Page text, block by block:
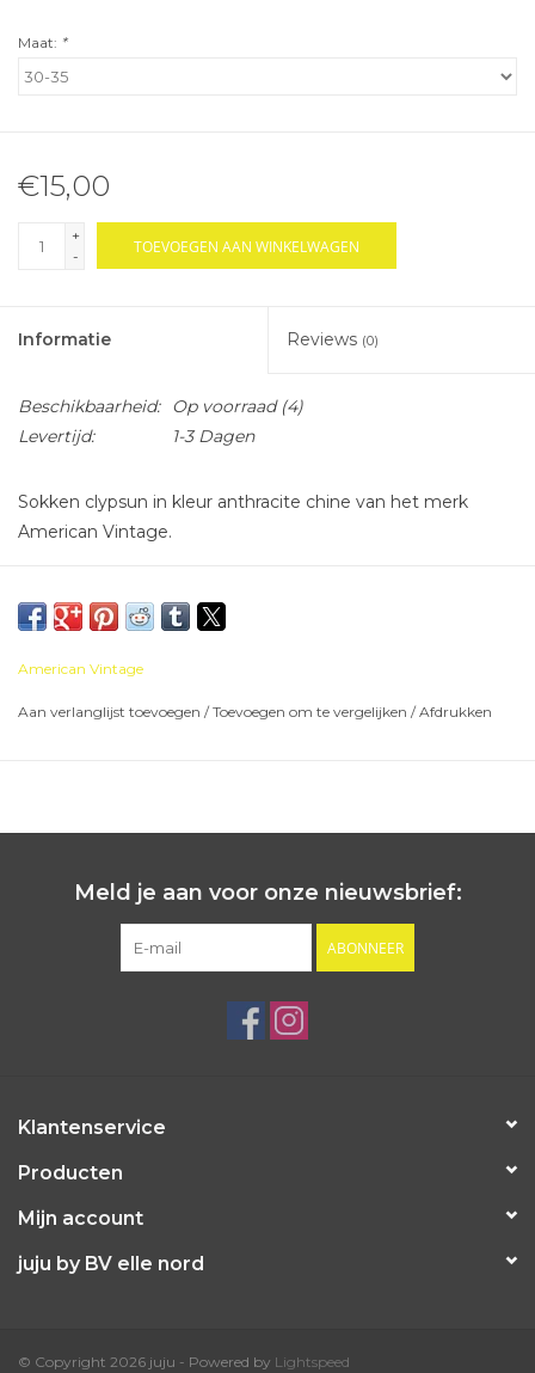
Maat: *
€15,00
+
-
TOEVOEGEN AAN WINKELWAGEN
Informatie Reviews (0)
Beschikbaarheid: Op voorraad(4)
Levertijd:
1-3 Dagen
Sokken clypsun in kleur anthracite chine van het merk
American Vintage.
American Vintage
Aan verlanglijst toevoegen /Toevoegen om te vergelijken /Afdrukken
Meld je aan voor onze nieuwsbrief:
ABONNEER
Klantenservice
Producten
Mijn account
juju by BV elle nord
© Copyright 2026 juju - Powered by Lightspeed